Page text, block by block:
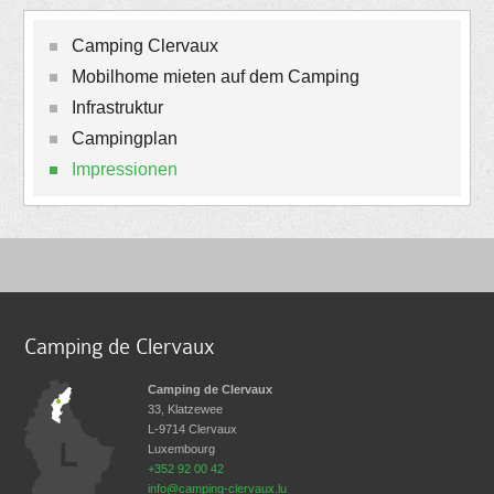
Camping Clervaux
Mobilhome mieten auf dem Camping
Infrastruktur
Campingplan
Impressionen
Camping de Clervaux
Camping de Clervaux
33, Klatzewee
L-9714 Clervaux
Luxembourg
+352 92 00 42
info@camping-clervaux.lu